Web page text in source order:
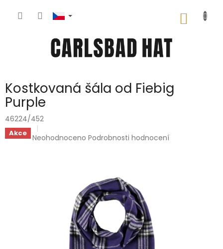
Kostkovaná šála od Fiebig
Purple
46224/452
Akce Průměrné
Neohodnoceno Podrobnosti hodnocení